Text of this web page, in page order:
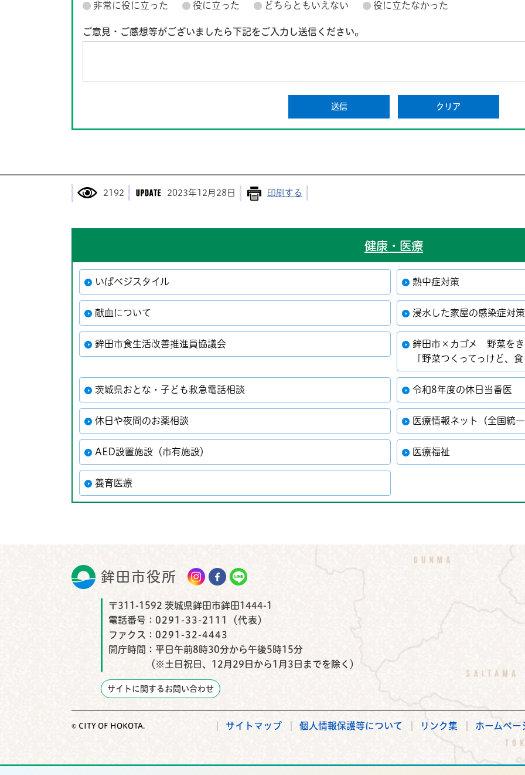
非常に役に立った
役に立った どちらともいえない 役に立たなかった
ご意見・ご感想等がございましたら下記をご入力し送信ください。
2192 2023年12月28日 印刷する
健康・医療
いばベジスタイル 熱中症対策
献血について 浸水した家屋の感染症対
鉾田市食生活改善推進員協議会
鉾田市×カゴメ 野菜をき
「野菜つくってっけど、食
茨城県おとな・子ども救急電話相談 令和8年度の休日当番医
休日や夜間のお薬相談 医療情報ネット（全国統一
AED設置施設（市有施設） 医療福祉
養育医療
鉾田市役所 鉾田市公式Instagram
鉾田市公式Facebook
鉾田市公式LINE
〒311-1592 茨城県鉾田市鉾田1444-1
電話番号： 0291-33-2111（代表）
ファクス： 0291-32-4443
開庁時間： 平日午前8時30分から午後5時15分
（※土日祝日、12月29日から1月3日までを除く）
サイトに関するお問い合わせ
© CITY OF HOKOTA. サイトマップ 個人情報保護等について リンク集 ホームペー